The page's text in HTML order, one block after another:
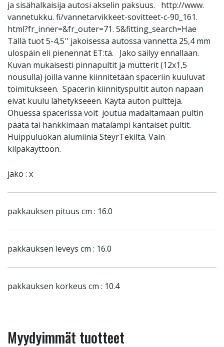
ja sisähalkaisija autosi akselin paksuus. http://www.
vannetukku. fi/vannetarvikkeet-sovitteet-c-90_161.
html?fr_inner=&fr_outer=71. 5&fitting_search=Hae
Tällä tuot 5-4,5'' jakoisessa autossa vannetta 25,4 mm
ulospäin eli pienennät ET:tä. Jako säilyy ennallaan.
Kuvan mukaisesti pinnapultit ja mutterit (12x1,5
nousulla) joilla vanne kiinnitetään spaceriin kuuluvat
toimitukseen. Spacerin kiinnityspultit auton napaan
eivät kuulu lähetykseeen. Käytä auton pultteja.
Ohuessa spacerissa voit joutua madaltamaan pultin
päätä tai hankkimaan matalampi kantaiset pultit.
Huippuluokan alumiinia SteyrTekiltä. Vain
kilpakäyttöön.
jako : x
pakkauksen pituus cm : 16.0
pakkauksen leveys cm : 16.0
pakkauksen korkeus cm : 10.4
Myydyimmät tuotteet